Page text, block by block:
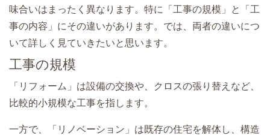
味合いはまったく異なります。特に「工事の規模」と「工
事の内容」にその違いがあります。では、両者の違いにつ
いて詳しく見ていきたいと思います。
工事の規模
「リフォーム」は設備の交換や、クロスの張り替えなど、
比較的小規模な工事を指します。
一方で、「リノベーション」は既存の住宅を解体し、構造